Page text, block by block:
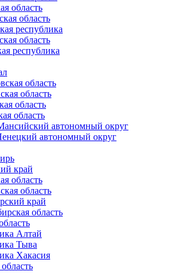
область
область
республика
область
республика
область
область
область
область
автономный округ
автономный округ
край
область
область
край
область
Алтай
Тыва
Хакасия